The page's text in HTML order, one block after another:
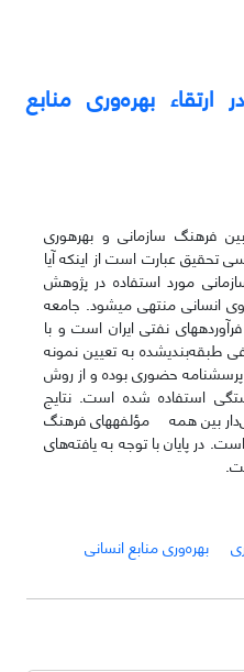
بهره‌وری منابع
فرهنگ سازمانی و بهره­وری
تحقیق عبارت است از اینکه آیا
مورد استفاده در پژوهش
انسانی منتهی می­شود. جامعه
نفتی ایران است و با
طبقه‌بندی­شده به تعیین نمونه
پرسشنامه حضوری بوده و از روش
استفاده شده است. نتایج
بین همه مؤلفه­های فرهنگ
در پایان با توجه به یافته‌های
بهره‌وری منابع انسانی